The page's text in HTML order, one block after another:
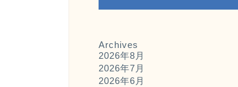
Archives
2026年8月
2026年7月
2026年6月